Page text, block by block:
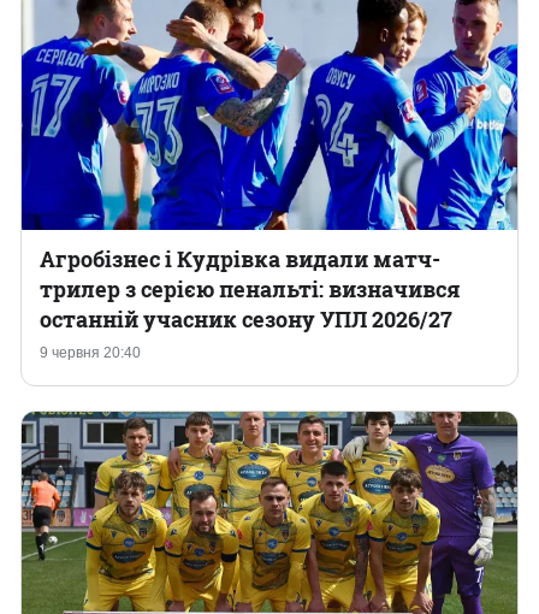
9 червня 20:40
Агробізнес і Кудрівка видали матч-
трилер з серією пенальті: визначився
останній учасник сезону УПЛ 2026/27